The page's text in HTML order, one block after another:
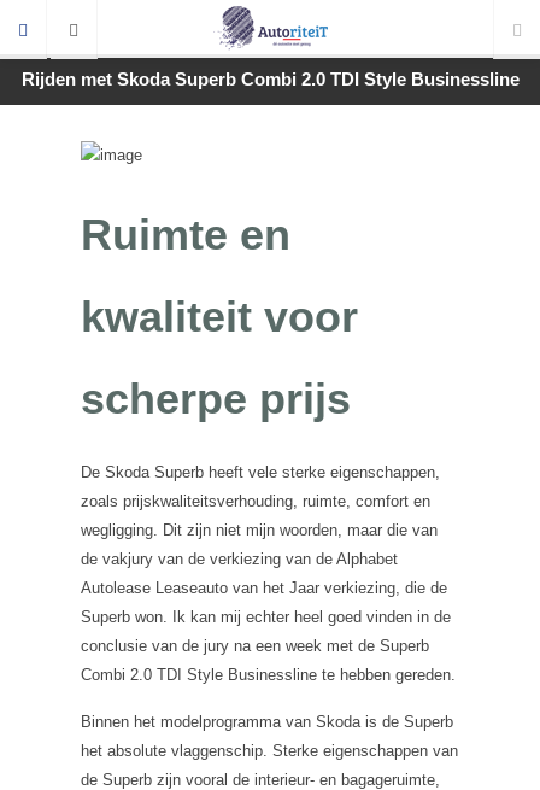
Rijden met Skoda Superb Combi 2.0 TDI Style Businessline
Ruimte en
kwaliteit voor
scherpe prijs
De Skoda Superb heeft vele sterke eigenschappen,
zoals prijskwaliteitsverhouding, ruimte, comfort en
wegligging. Dit zijn niet mijn woorden, maar die van
de vakjury van de verkiezing van de Alphabet
Autolease Leaseauto van het Jaar verkiezing, die de
Superb won. Ik kan mij echter heel goed vinden in de
conclusie van de jury na een week met de Superb
Combi 2.0 TDI Style Businessline te hebben gereden.
Binnen het modelprogramma van Skoda is de Superb
het absolute vlaggenschip. Sterke eigenschappen van
de Superb zijn vooral de interieur- en bagageruimte,